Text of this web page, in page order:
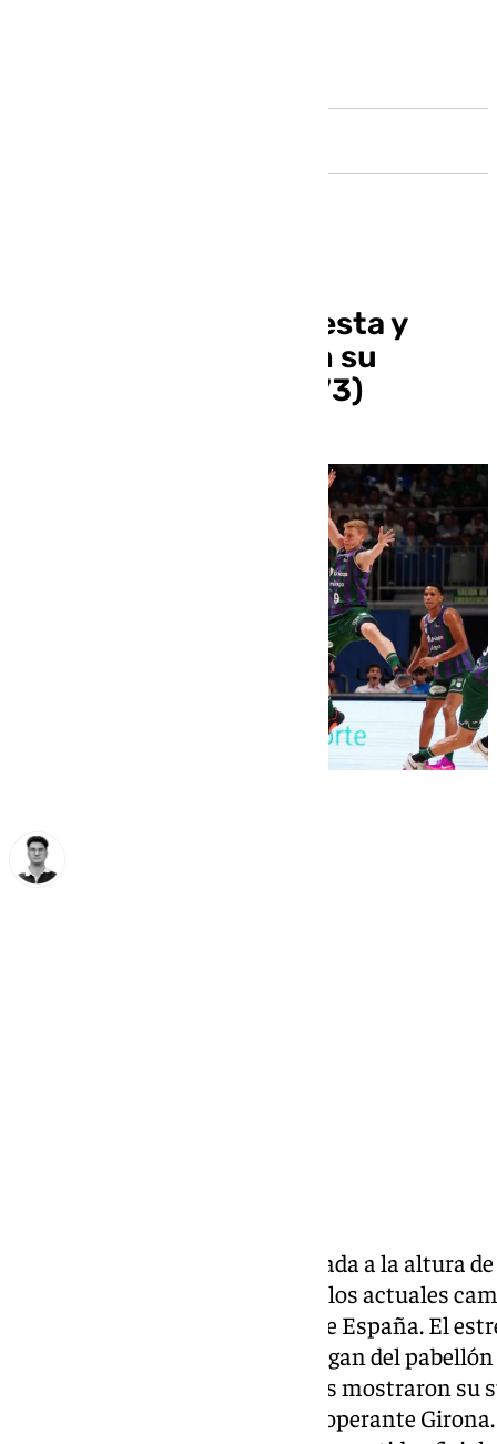
El Unicaja sigue de fiesta y
muestra sus dotes en su
estreno liguero (90-73)
comienza la temporada a la altura
un espectacular recibimiento a los actuales
Intercontinental y Supercopa de España. El
los dos nuevos paneles que cuelgan del
el parqué, donde los malagueños mostraron
transcurso del duelo ante un inoperante